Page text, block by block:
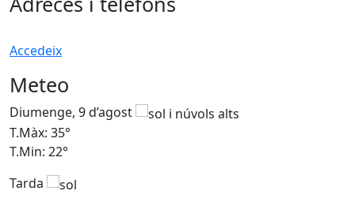
Accedeix
Meteo
Diumenge, 9 d’agost
T.Màx: 35°
T.Min: 22°
Tarda